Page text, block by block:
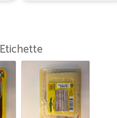
Etichette